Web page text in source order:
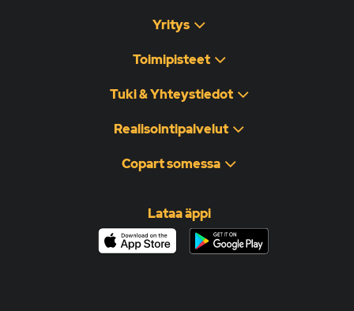
Yritys
Toimipisteet
Tuki & Yhteystiedot
Realisointipalvelut
Copart somessa
Lataa äppi